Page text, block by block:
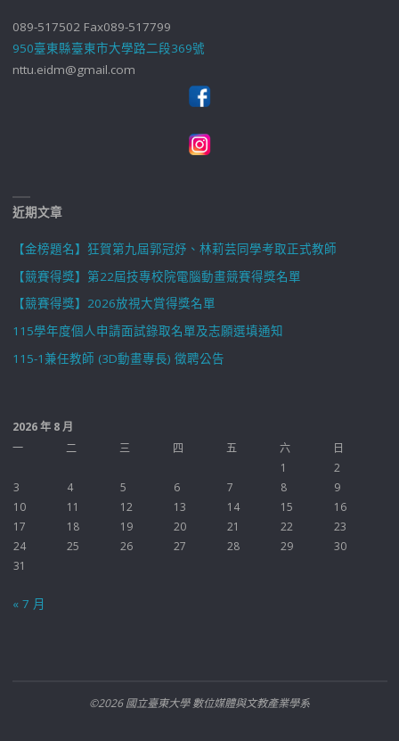
089-517502 Fax089-517799
950臺東縣臺東市大學路二段369號
nttu.eidm@gmail.com
近期文章
【金榜題名】狂賀第九屆郭冠妤、林莉芸同學考取正式教師
【競賽得獎】第22屆技專校院電腦動畫競賽得獎名單
【競賽得獎】2026放視大賞得獎名單
115學年度個人申請面試錄取名單及志願選填通知
115-1兼任教師 (3D動畫專長) 徵聘公告
2026 年 8 月
一
二 三 四 五 六
日
1
2
3
4 5 6 7 8
9
10
11 12 13 14 15
16
17
18 19 20 21 22
23
24
25 26 27 28 29
30
31
« 7 月
©2026 國立臺東大學 數位媒體與文教產業學系